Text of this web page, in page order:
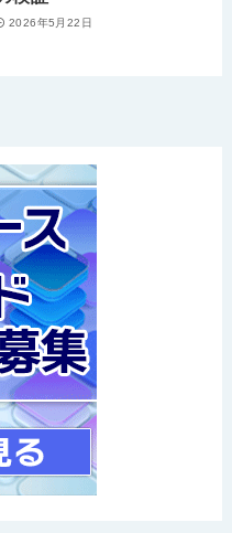
2026年5月22日